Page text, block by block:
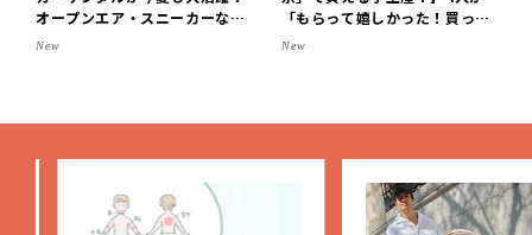
オープンエア・スニーカーなら
涼しくて歩きやすい【LEE編集
New
「もらって嬉しかった！買って
よかった」スイーツを拝見♪G
New